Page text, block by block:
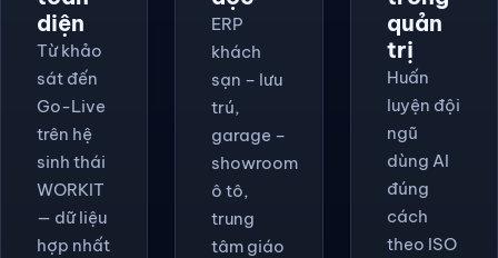
diện
Từ khảo
sát đến
Go-Live
trên hệ
sinh thái
WORKIT
— dữ liệu
hợp nhất
ERP
khách
sạn – lưu
trú,
garage –
showroom
ô tô,
trung
tâm giáo
quản
trị
Huấn
luyện đội
ngũ
dùng AI
đúng
cách
theo ISO